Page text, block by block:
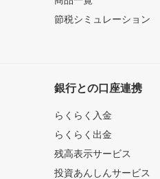
節税シミュレーション
銀行との口座連携
らくらく入金
らくらく出金
残高表示サービス
投資あんしんサービス